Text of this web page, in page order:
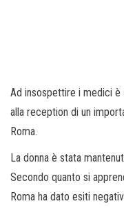
Ad insospettire i medici
alla reception di un
Roma.
La donna è stata
Secondo quanto si
Roma ha dato esiti